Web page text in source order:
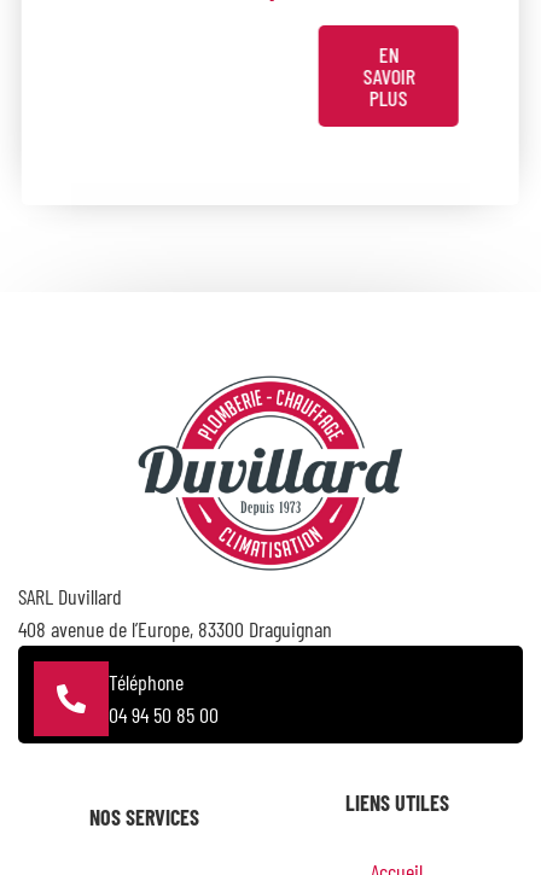
EN
SAVOIR
PLUS
SARL Duvillard
408 avenue de l’Europe, 83300 Draguignan
Téléphone
04 94 50 85 00
LIENS UTILES
NOS SERVICES